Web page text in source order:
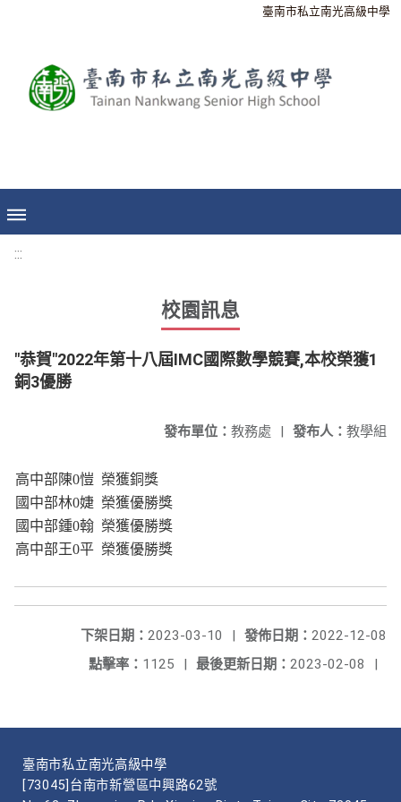
臺南市私立南光高級中學
:::
校園訊息
"恭賀"2022年第十八屆IMC國際數學競賽,本校榮獲1
銅3優勝
發布人： 教學組
發布單位： 教務處 |
高中部陳0愷 榮獲銅獎
國中部林0婕 榮獲優勝獎
國中部鍾0翰 榮獲優勝獎
高中部王0平 榮獲優勝獎
發佈日期： 2022-12-08
下架日期： 2023-03-10
|
最後更新日期： 2023-02-08 |
點擊率： 1125 |
臺南市私立南光高級中學
[73045]台南市新營區中興路62號